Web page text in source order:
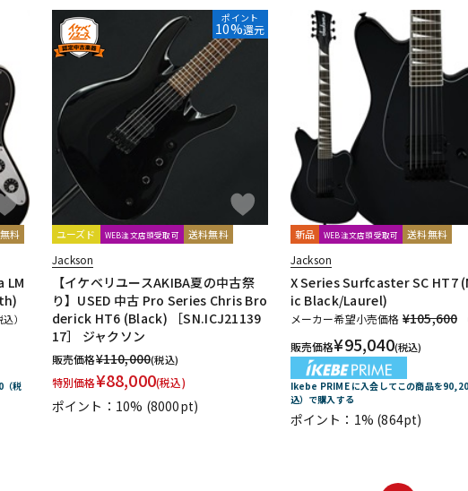
電子ピアノ 管楽器
DTM オンラ
イン納品
ヴィンテージ
料
LM
込）
（税
ポイント
10%還元
ユーズド WEB注文店頭受取可 送料無料
Jackson
【イケベリユースAKIBA夏の中古祭
り】USED 中古 Pro Series Chris Bro
derick HT6 (Black) ［SN.ICJ21139
17］ ジャクソン
販売価格¥110,000(税込)
特別価格¥88,000(税込)
ポイント：10% (8000pt)
新品 WEB注文店頭受取可 送料無料
Jackson
X Series Surfcaster SC HT7
ic Black/Laurel)
メーカー希望小売価格 ¥105,600
販売価格¥95,040(税込)
Ikebe PRIME に入会してこの商品を
込）で購入する
ポイント：1% (864pt)